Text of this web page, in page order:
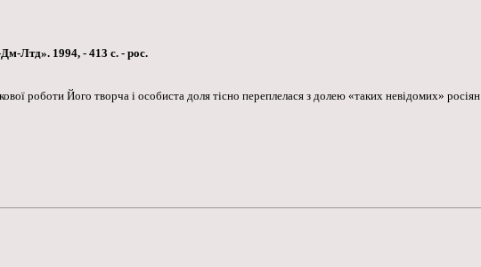
Лтд». 1994, - 413 с. - рос.
роботи Його творча і особиста доля тісно переплелася з долею «таких невідомих» росіян